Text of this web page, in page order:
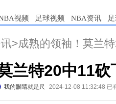
视频 足球视频 NBA资讯
>成熟的领袖！莫兰
兰特20中11
我的眼睛就是尺 2024-12-08 11:32:48 已